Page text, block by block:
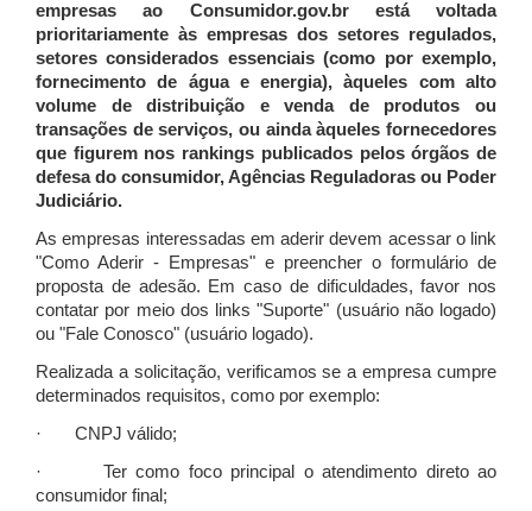
empresas ao Consumidor.gov.br está voltada
prioritariamente às empresas dos setores regulados,
setores considerados essenciais (como por exemplo,
fornecimento de água e energia), àqueles com alto
volume de distribuição e venda de produtos ou
transações de serviços, ou ainda àqueles fornecedores
que figurem nos rankings publicados pelos órgãos de
defesa do consumidor, Agências Reguladoras ou Poder
Judiciário.
As empresas interessadas em aderir devem acessar o link
"Como Aderir - Empresas" e preencher o formulário de
proposta de adesão. Em caso de dificuldades, favor nos
contatar por meio dos links "Suporte" (usuário não logado)
ou "Fale Conosco" (usuário logado).
Realizada a solicitação, verificamos se a empresa cumpre
determinados requisitos, como por exemplo:
· CNPJ válido;
· Ter como foco principal o atendimento direto ao
consumidor final;